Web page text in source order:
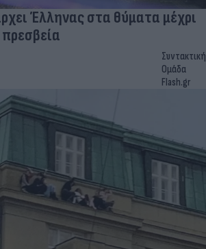
Έλληνας στα θύματα μέχρι
Συντακτική
Ομάδα
Flash.gr